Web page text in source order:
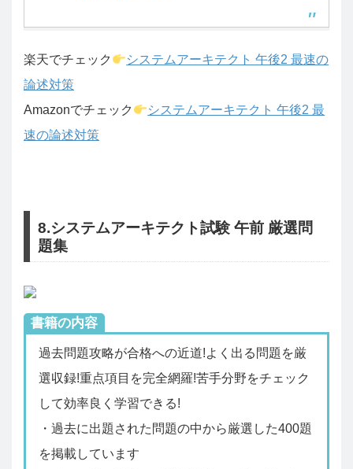
楽天でチェック
システムアーキテクト 午後2 最速の
論述対策
Amazonでチェック
システムアーキテクト 午後2 最
速の論述対策
8.システムアーキテクト試験 午前 厳選問
題集
書籍の内容
過去問題攻略が合格への近道!よく出る問題を厳
選収録!重点項目を完全網羅!苦手分野をチェック
して効率良く学習できる!
・過去に出題された問題の中から厳選した400題
を掲載しています